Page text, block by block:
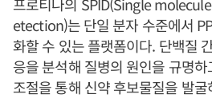
etection)는 단일 분자 수준에서
화할 수 있는 플랫폼이다. 단백질
응을 분석해 질병의 원인을 규명
조절을 통해 신약 후보물질을 발